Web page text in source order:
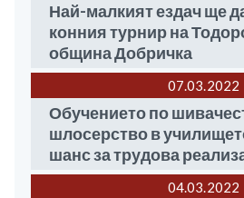
Най-малкият ездач ще
конния турнир на
община Добричка
07.03 2022
Обучението по
шлосерство в
шанс за трудова
04.03 2022